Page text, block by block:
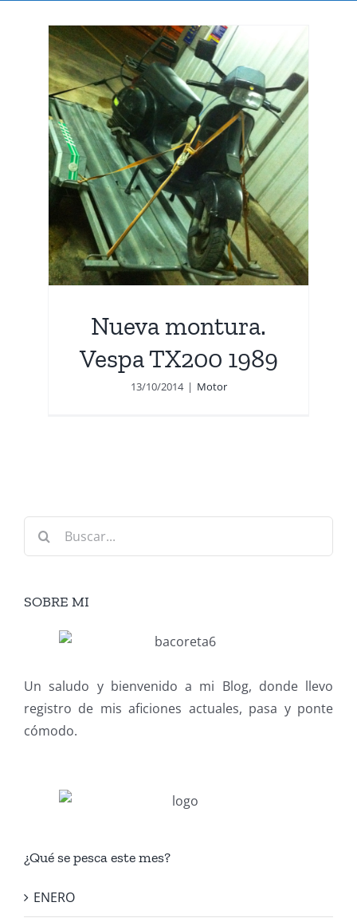
Nueva montura.
Vespa TX200 1989
13/10/2014 | Motor
Buscar:
SOBRE MI
Un saludo y bienvenido a mi Blog, donde llevo
registro de mis aficiones actuales, pasa y ponte
cómodo.
¿Qué se pesca este mes?
ENERO